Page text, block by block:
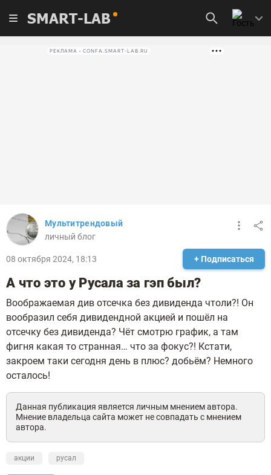
SMART-LAB
РЕКЛАМА • CONFA.SMART-LAB.RU
Мультитрендовый
личный блог
08 октября 2024, 18:13 + Подписаться
А что это у Русала за гэп был?
Воображаемая див отсечка без дивиденда чтоли?! Он
вообразил себя дивидендной акцией и пошёл на
отсечку без дивиденда? Чёт смотрю график, а там
фигня какая то странная… что за фокус?! Кстати,
закроем таки сегодня день в плюс? добьём? Немного
осталось!
Данная публикация является личным мнением автора.
Мнение владельца сайта может не совпадать с мнением
автора.
акции русал